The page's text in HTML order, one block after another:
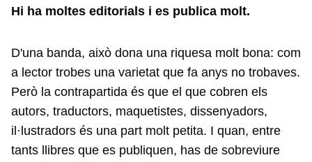
Hi ha moltes editorials i es publica molt.
D'una banda, això dona una riquesa molt bona: com
a lector trobes una varietat que fa anys no trobaves.
Però la contrapartida és que el que cobren els
autors, traductors, maquetistes, dissenyadors,
il·lustradors és una part molt petita. I quan, entre
tants llibres que es publiquen, has de sobreviure